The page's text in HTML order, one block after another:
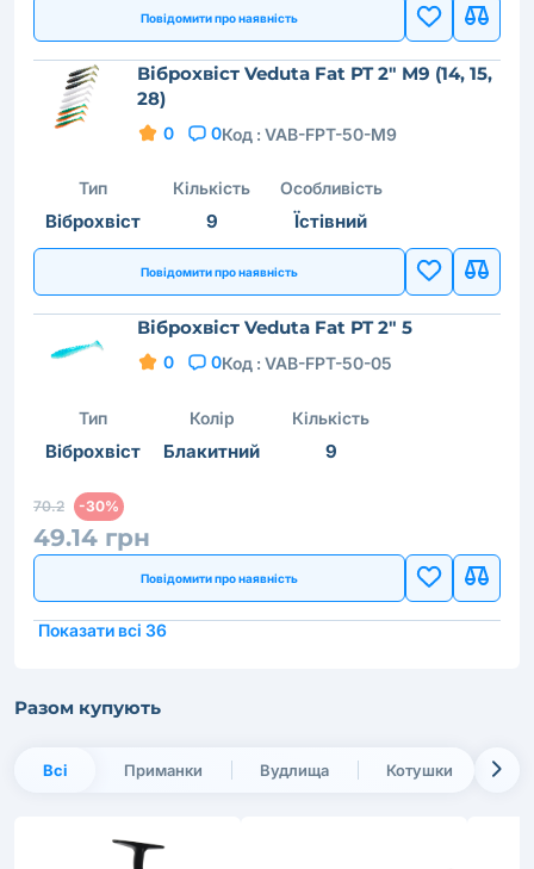
Повідомити про наявність
Віброхвіст Veduta Fat PT 2" M9 (14, 15,
28)
0 0Код : VAB-FPT-50-M9
Тип
Віброхвіст
Кількість
9
Особливість
Їстівний
Повідомити про наявність
Віброхвіст Veduta Fat PT 2" 5
0 0Код : VAB-FPT-50-05
Тип
Віброхвіст
Колір
Блакитний
Кількість
9
70.2 -30%
49.14 грн
Повідомити про наявність
Показати всі 36
Разом купують
Всі Приманки Вудлища Котушки